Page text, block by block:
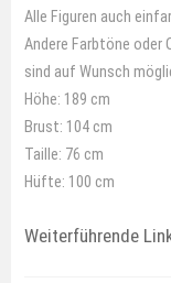
Alle Figuren auch
Andere Farbtöne oder
sind auf Wunsch
Höhe: 189 cm
Brust: 104 cm
Taille: 76 cm
Hüfte: 100 cm
Weiterführende